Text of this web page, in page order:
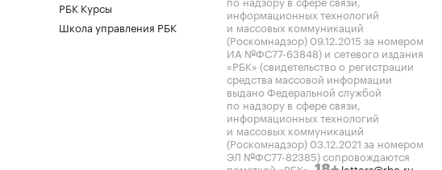
РБК Курсы
Школа управления РБК
информационных технологий
и массовых коммуникаций
(Роскомнадзор) 09.12.2015 за номером
ИА №ФС77-63848) и сетевого издания
«РБК» (свидетельство о регистрации
средства массовой информации
выдано Федеральной службой
по надзору в сфере связи,
информационных технологий
и массовых коммуникаций
(Роскомнадзор) 03.12.2021 за номером
ЭЛ №ФС77-82385) сопровождаются